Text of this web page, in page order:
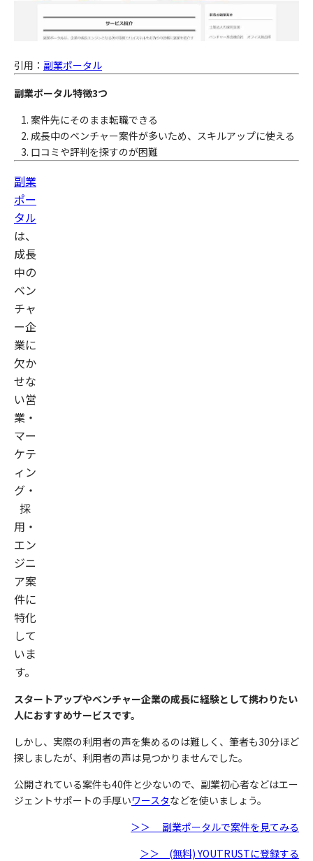
引用： 副業ポータル
副業ポータル特徴3つ
案件先にそのまま転職できる
成長中のベンチャー案件が多いため、スキルアップに使える
口コミや評判を探すのが困難
副業
ポー
タル
は、
成長
中の
ベン
チャ
ー企
業に
欠か
せな
い営
業・
マー
ケテ
ィン
グ・
採
用・
エン
ジニ
ア案
件に
特化
して
いま
す。
スタートアップやベンチャー企業の成長に経験として携わりたい
人におすすめサービスです。
しかし、実際の利用者の声を集めるのは難しく、筆者も30分ほど
探しましたが、利用者の声は見つかりませんでした。
公開されている案件も40件と少ないので、副業初心者などはエー
ジェントサポートの手厚いワースタなどを使いましょう。
＞＞ 副業ポータルで案件を見てみる
＞＞ (無料) YOUTRUSTに登録する